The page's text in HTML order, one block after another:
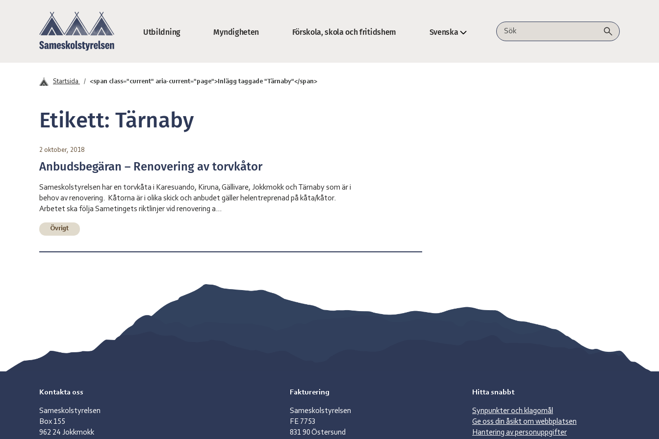
Sameskolstyrelsen
Utbildning Myndigheten Förskola, skola och fritidshem Svenska Sök på webbplatsen
Startsida <span class="current" aria-current="page">Inlägg taggade "Tärnaby"</span>
Etikett: Tärnaby
2 oktober, 2018
Anbudsbegäran – Renovering av torvkåtor
Sameskolstyrelsen har en torvkåta i Karesuando, Kiruna, Gällivare, Jokkmokk och Tärnaby som är i
behov av renovering. Kåtorna är i olika skick och anbudet gäller helentreprenad på kåta/kåtor.
Arbetet ska följa Sametingets riktlinjer vid renovering a...
Övrigt
Kontakta oss
Sameskolstyrelsen
Box 155
962 24 Jokkmokk
Fakturering
Sameskolstyrelsen
FE 7753
831 90 Östersund
Hitta snabbt
Synpunkter och klagomål
Ge oss din åsikt om webbplatsen
Hantering av personuppgifter